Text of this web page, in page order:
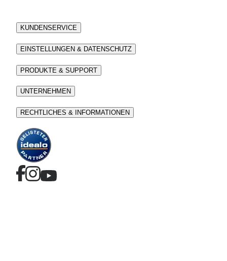
KUNDENSERVICE
EINSTELLUNGEN & DATENSCHUTZ
PRODUKTE & SUPPORT
UNTERNEHMEN
RECHTLICHES & INFORMATIONEN